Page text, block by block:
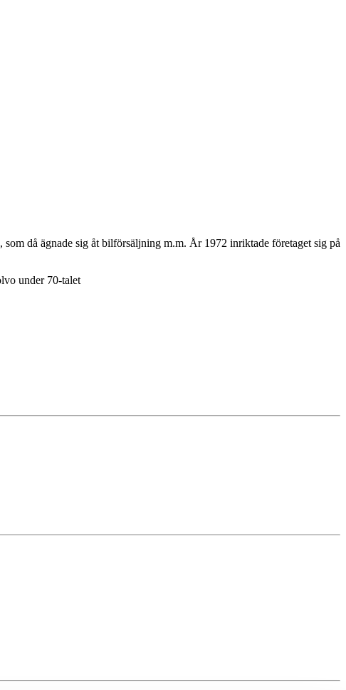
då ägnade sig åt bilförsäljning m.m. År 1972 inriktade företaget sig på
under 70-talet